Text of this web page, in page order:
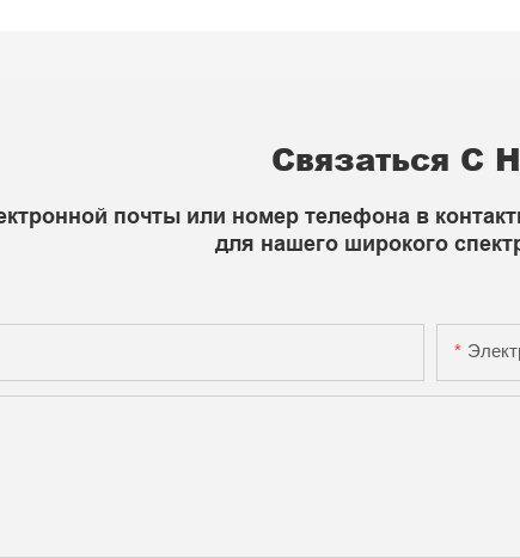
Связаться С
почты или номер телефона в
для нашего широкого